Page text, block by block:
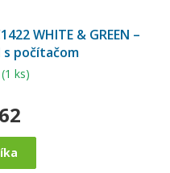
WHITE & GREEN –
počítačom
(1 ks)